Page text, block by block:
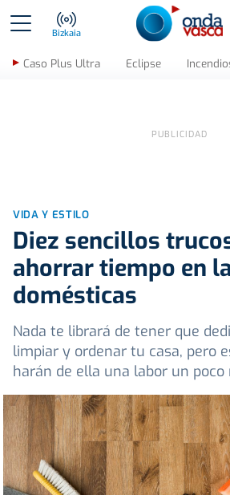
Bizkaia
Caso Plus Ultra Eclipse
VIDA Y ESTILO
Diez sencillos
ahorrar tiempo en
domésticas
Nada te librará de tener que
limpiar y ordenar tu casa, pero
harán de ella una labor un